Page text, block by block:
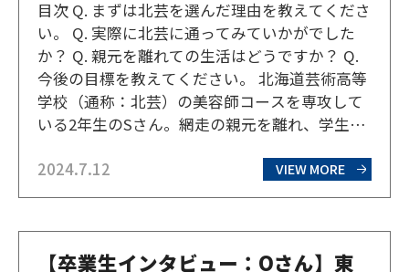
目次 Q. まずは北芸を選んだ理由を教えてくださ
い。 Q. 実際に北芸に通ってみていかがでした
か？ Q. 親元を離れての生活はどうですか？ Q.
今後の目標を教えてください。 北海道芸術高等
学校（通称：北芸）の美容師コースを専攻して
いる2年生のSさん。網走の親元を離れ、学生寮
の学校生活や今後について伺ってみた。 Q. まず
は北芸を選んだ理由を教えてください…
2024.7.12 VIEW MORE
【卒業生インタビュー：Oさん】東